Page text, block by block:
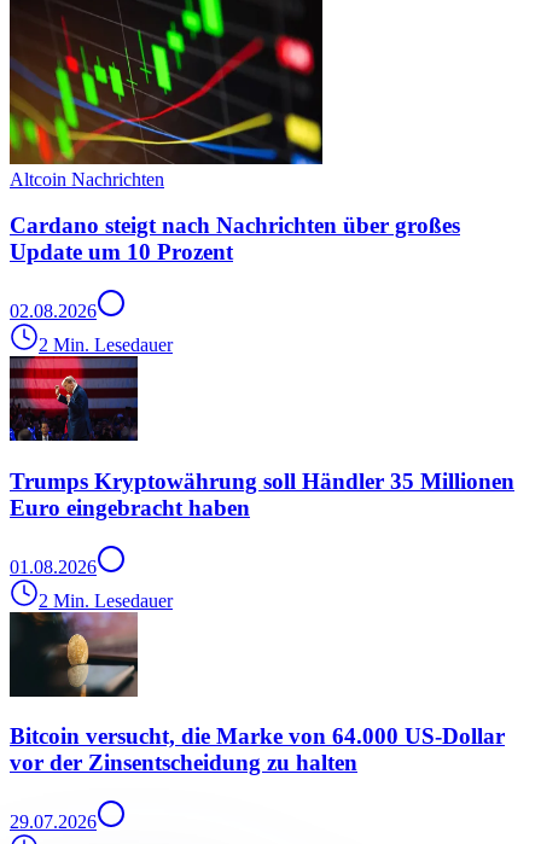
Altcoin Nachrichten
Cardano steigt nach Nachrichten über großes
Update um 10 Prozent
02.08.2026
2 Min. Lesedauer
Trumps Kryptowährung soll Händler 35 Millionen
Euro eingebracht haben
01.08.2026
2 Min. Lesedauer
Bitcoin versucht, die Marke von 64.000 US-Dollar
vor der Zinsentscheidung zu halten
29.07.2026